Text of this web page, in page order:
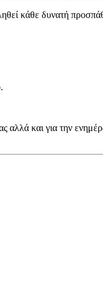
κάθε δυνατή
αλλά και για την